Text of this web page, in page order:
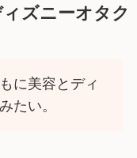
ズニーオタク
に美容とディ
たい。